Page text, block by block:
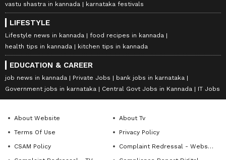
vastu shastra in kannada
karnataka festivals
LIFESTYLE
Lifestyle news in kannada
food recipes in kannada
health tips in kannada
kitchen tips in kannada
EDUCATION & CAREER
job news in kannada Private Jobs
bank jobs in karnataka
Government jobs in karnataka
Central Govt Jobs in Kannada IT Jobs
About Website
About Tv
Terms Of Use
Privacy Policy
CSAM Policy
Complaint Redressal - Website